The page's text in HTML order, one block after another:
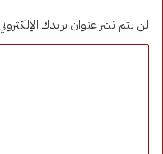
لن يتم نشر عنوان بريدك